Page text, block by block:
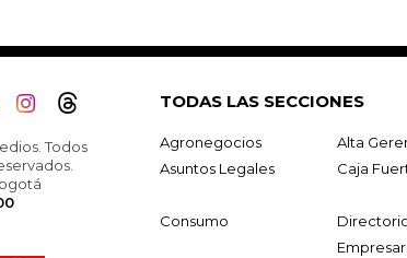
Todos
TODAS LAS SECCIONES
Agronegocios Alta
Asuntos Legales
Caja
Consumo